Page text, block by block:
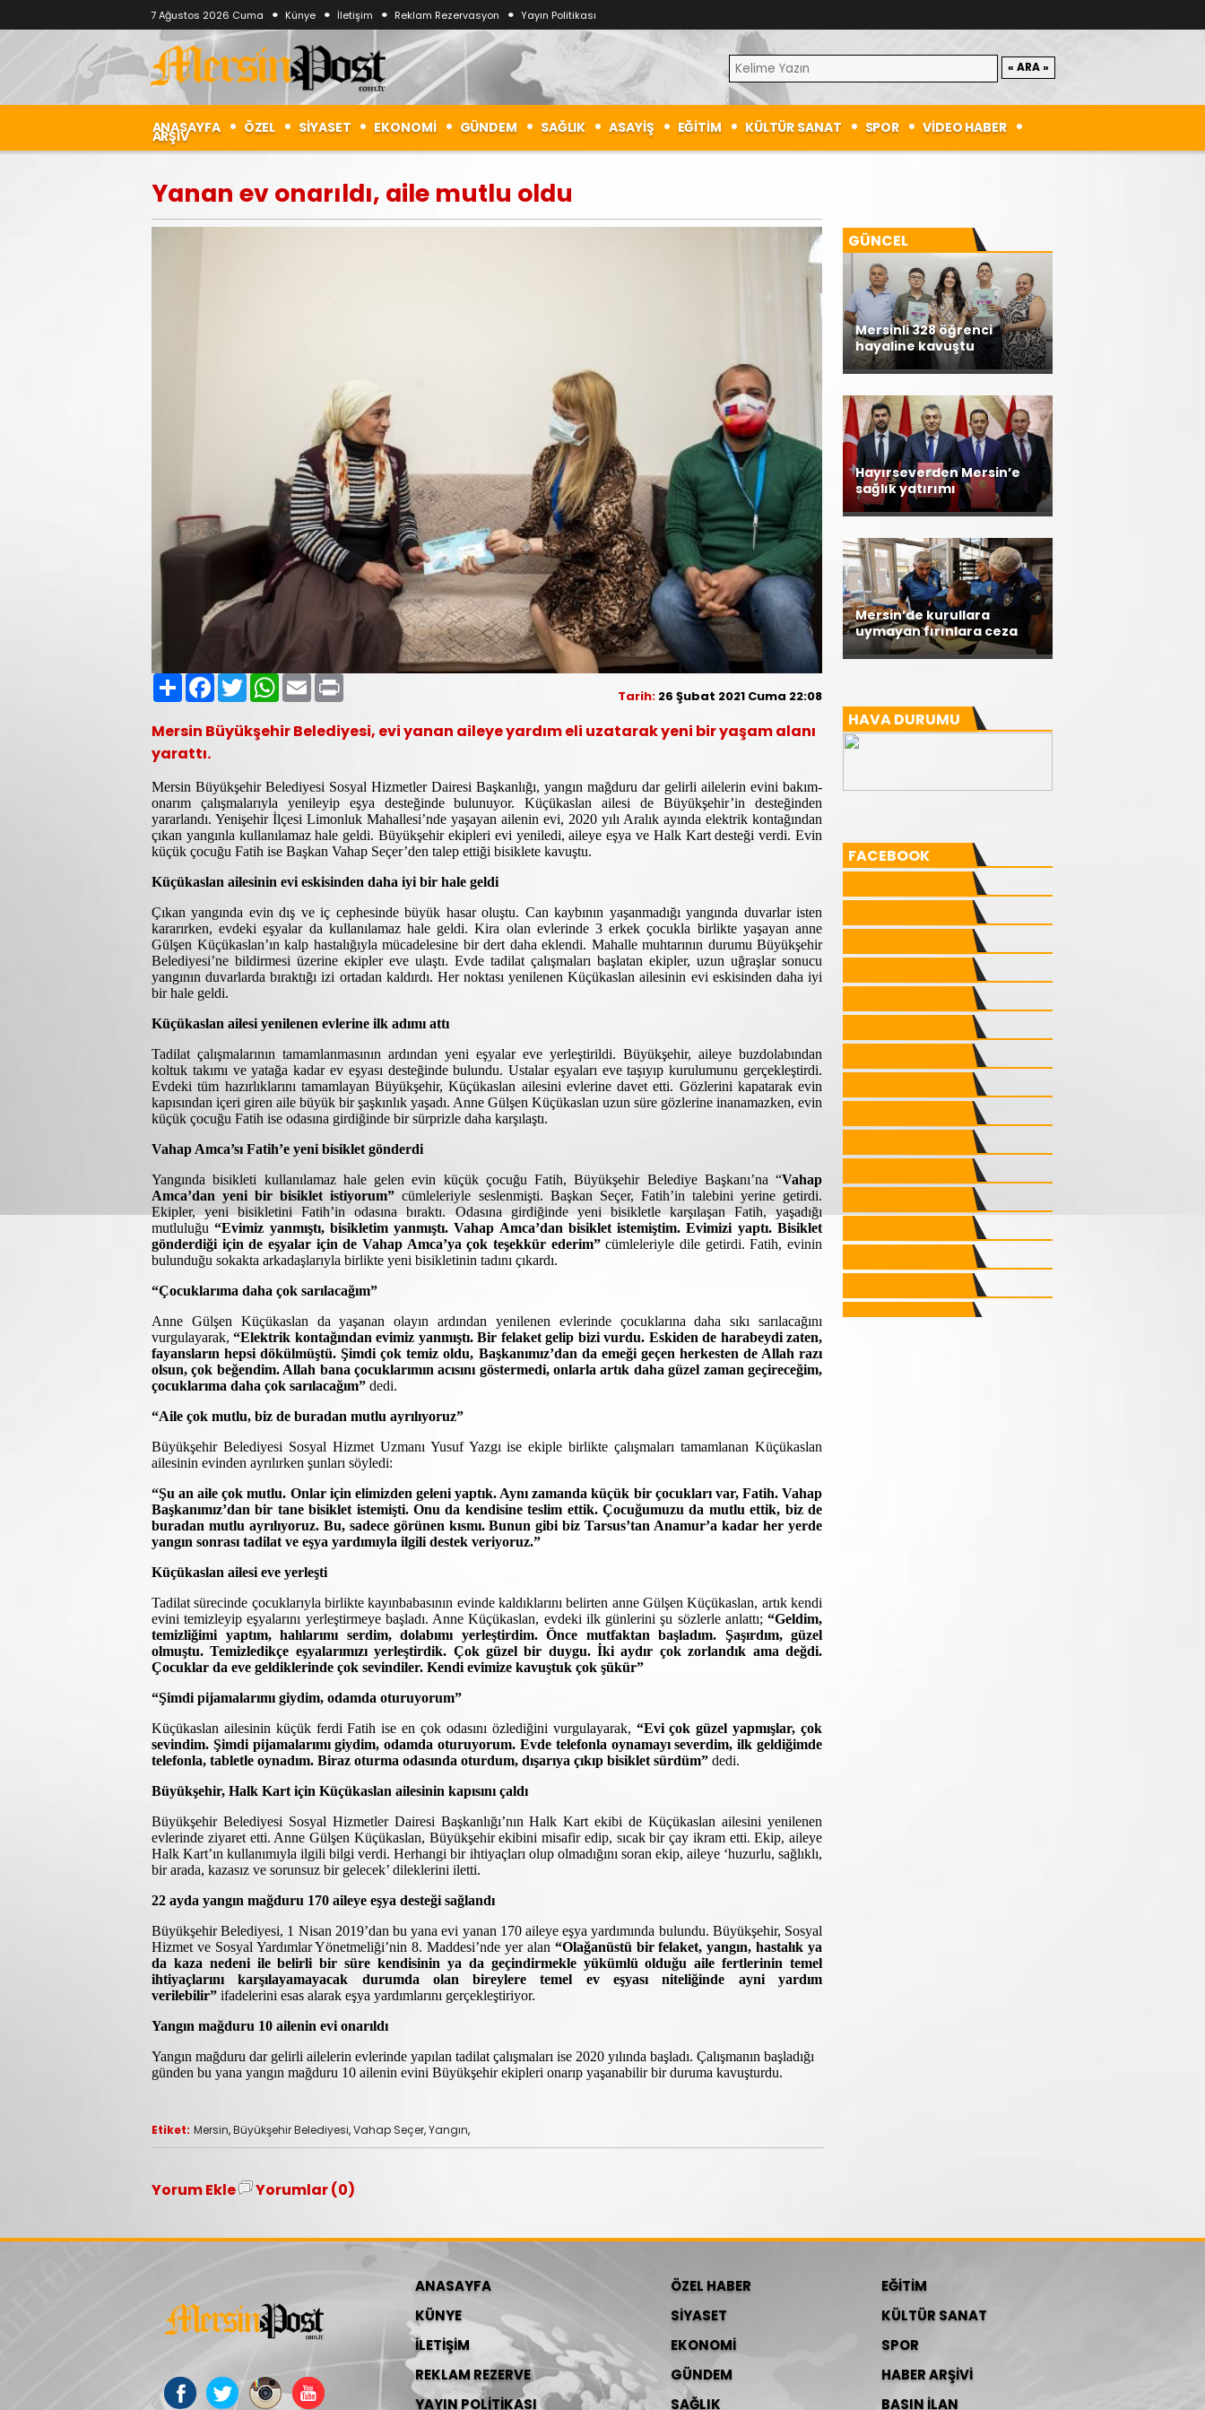
7 Ağustos 2026 Cuma Künye İletişim Reklam Rezervasyon Yayın Politikası
ANASAYFA ÖZEL SİYASET EKONOMİ GÜNDEM SAĞLIK ASAYİŞ EĞİTİM KÜLTÜR SANAT SPOR VİDEO HABER
ARŞİV
Yanan ev onarıldı, aile mutlu oldu
PaylaşFacebook
TwitterWhatsApp
EmailPrint
Tarih: 26 Şubat 2021 Cuma 22:08
Mersin Büyükşehir Belediyesi, evi yanan aileye yardım eli uzatarak yeni bir yaşam alanı
yarattı.
Mersin Büyükşehir Belediyesi Sosyal Hizmetler Dairesi Başkanlığı, yangın mağduru dar gelirli ailelerin evini bakım-
onarım çalışmalarıyla yenileyip eşya desteğinde bulunuyor. Küçükaslan ailesi de Büyükşehir’in desteğinden
yararlandı. Yenişehir İlçesi Limonluk Mahallesi’nde yaşayan ailenin evi, 2020 yılı Aralık ayında elektrik kontağından
çıkan yangınla kullanılamaz hale geldi. Büyükşehir ekipleri evi yeniledi, aileye eşya ve Halk Kart desteği verdi. Evin
küçük çocuğu Fatih ise Başkan Vahap Seçer’den talep ettiği bisiklete kavuştu.
Küçükaslan ailesinin evi eskisinden daha iyi bir hale geldi
Çıkan yangında evin dış ve iç cephesinde büyük hasar oluştu. Can kaybının yaşanmadığı yangında duvarlar isten
kararırken, evdeki eşyalar da kullanılamaz hale geldi. Kira olan evlerinde 3 erkek çocukla birlikte yaşayan anne
Gülşen Küçükaslan’ın kalp hastalığıyla mücadelesine bir dert daha eklendi. Mahalle muhtarının durumu Büyükşehir
Belediyesi’ne bildirmesi üzerine ekipler eve ulaştı. Evde tadilat çalışmaları başlatan ekipler, uzun uğraşlar sonucu
yangının duvarlarda bıraktığı izi ortadan kaldırdı. Her noktası yenilenen Küçükaslan ailesinin evi eskisinden daha iyi
bir hale geldi.
Küçükaslan ailesi yenilenen evlerine ilk adımı attı
Tadilat çalışmalarının tamamlanmasının ardından yeni eşyalar eve yerleştirildi. Büyükşehir, aileye buzdolabından
koltuk takımı ve yatağa kadar ev eşyası desteğinde bulundu. Ustalar eşyaları eve taşıyıp kurulumunu gerçekleştirdi.
Evdeki tüm hazırlıklarını tamamlayan Büyükşehir, Küçükaslan ailesini evlerine davet etti. Gözlerini kapatarak evin
kapısından içeri giren aile büyük bir şaşkınlık yaşadı. Anne Gülşen Küçükaslan uzun süre gözlerine inanamazken, evin
küçük çocuğu Fatih ise odasına girdiğinde bir sürprizle daha karşılaştı.
Vahap Amca’sı Fatih’e yeni bisiklet gönderdi
Yangında bisikleti kullanılamaz hale gelen evin küçük çocuğu Fatih, Büyükşehir Belediye Başkanı’na “Vahap
Amca’dan yeni bir bisiklet istiyorum”cümleleriyle seslenmişti. Başkan Seçer, Fatih’in talebini yerine getirdi.
Ekipler, yeni bisikletini Fatih’in odasına bıraktı. Odasına girdiğinde yeni bisikletle karşılaşan Fatih, yaşadığı
mutluluğu“Evimiz yanmıştı, bisikletim yanmıştı. Vahap Amca’dan bisiklet istemiştim. Evimizi yaptı. Bisiklet
gönderdiği için de eşyalar için de Vahap Amca’ya çok teşekkür ederim”cümleleriyle dile getirdi. Fatih, evinin
bulunduğu sokakta arkadaşlarıyla birlikte yeni bisikletinin tadını çıkardı.
“Çocuklarıma daha çok sarılacağım”
Anne Gülşen Küçükaslan da yaşanan olayın ardından yenilenen evlerinde çocuklarına daha sıkı sarılacağını
vurgulayarak,“Elektrik kontağından evimiz yanmıştı. Bir felaket gelip bizi vurdu. Eskiden de harabeydi zaten,
fayansların hepsi dökülmüştü. Şimdi çok temiz oldu, Başkanımız’dan da emeği geçen herkesten de Allah razı
olsun, çok beğendim. Allah bana çocuklarımın acısını göstermedi, onlarla artık daha güzel zaman geçireceğim,
çocuklarıma daha çok sarılacağım” dedi.
“Aile çok mutlu, biz de buradan mutlu ayrılıyoruz”
Büyükşehir Belediyesi Sosyal Hizmet Uzmanı Yusuf Yazgı ise ekiple birlikte çalışmaları tamamlanan Küçükaslan
ailesinin evinden ayrılırken şunları söyledi:
“Şu an aile çok mutlu. Onlar için elimizden geleni yaptık. Aynı zamanda küçük bir çocukları var, Fatih. Vahap
Başkanımız’dan bir tane bisiklet istemişti. Onu da kendisine teslim ettik. Çocuğumuzu da mutlu ettik, biz de
buradan mutlu ayrılıyoruz. Bu, sadece görünen kısmı. Bunun gibi biz Tarsus’tan Anamur’a kadar her yerde
yangın sonrası tadilat ve eşya yardımıyla ilgili destek veriyoruz.”
Küçükaslan ailesi eve yerleşti
Tadilat sürecinde çocuklarıyla birlikte kayınbabasının evinde kaldıklarını belirten anne Gülşen Küçükaslan, artık kendi
evini temizleyip eşyalarını yerleştirmeye başladı. Anne Küçükaslan, evdeki ilk günlerini şu sözlerle anlattı; “Geldim,
temizliğimi yaptım, halılarımı serdim, dolabımı yerleştirdim. Önce mutfaktan başladım. Şaşırdım, güzel
olmuştu. Temizledikçe eşyalarımızı yerleştirdik. Çok güzel bir duygu. İki aydır çok zorlandık ama değdi.
Çocuklar da eve geldiklerinde çok sevindiler. Kendi evimize kavuştuk çok şükür”
“Şimdi pijamalarımı giydim, odamda oturuyorum”
Küçükaslan ailesinin küçük ferdi Fatih ise en çok odasını özlediğini vurgulayarak, “Evi çok güzel yapmışlar, çok
sevindim. Şimdi pijamalarımı giydim, odamda oturuyorum. Evde telefonla oynamayı severdim, ilk geldiğimde
telefonla, tabletle oynadım. Biraz oturma odasında oturdum, dışarıya çıkıp bisiklet sürdüm” dedi.
Büyükşehir, Halk Kart için Küçükaslan ailesinin kapısını çaldı
Büyükşehir Belediyesi Sosyal Hizmetler Dairesi Başkanlığı’nın Halk Kart ekibi de Küçükaslan ailesini yenilenen
evlerinde ziyaret etti. Anne Gülşen Küçükaslan, Büyükşehir ekibini misafir edip, sıcak bir çay ikram etti. Ekip, aileye
Halk Kart’ın kullanımıyla ilgili bilgi verdi. Herhangi bir ihtiyaçları olup olmadığını soran ekip, aileye ‘huzurlu, sağlıklı,
bir arada, kazasız ve sorunsuz bir gelecek’ dileklerini iletti.
22 ayda yangın mağduru 170 aileye eşya desteği sağlandı
Büyükşehir Belediyesi, 1 Nisan 2019’dan bu yana evi yanan 170 aileye eşya yardımında bulundu. Büyükşehir, Sosyal
Hizmet ve Sosyal Yardımlar Yönetmeliği’nin 8. Maddesi’nde yer alan “Olağanüstü bir felaket, yangın, hastalık ya
da kaza nedeni ile belirli bir süre kendisinin ya da geçindirmekle yükümlü olduğu aile fertlerinin temel
ihtiyaçlarını karşılayamayacak durumda olan bireylere temel ev eşyası niteliğinde ayni yardım
verilebilir” ifadelerini esas alarak eşya yardımlarını gerçekleştiriyor.
Yangın mağduru 10 ailenin evi onarıldı
Yangın mağduru dar gelirli ailelerin evlerinde yapılan tadilat çalışmaları ise 2020 yılında başladı. Çalışmanın başladığı
günden bu yana yangın mağduru 10 ailenin evini Büyükşehir ekipleri onarıp yaşanabilir bir duruma kavuşturdu.
Etiket: Mersin,Büyükşehir Belediyesi,Vahap Seçer,Yangın,
Yorum Ekle Yorumlar (0)
GÜNCEL
Mersinli 328 öğrenci
hayaline kavuştu
Hayırseverden Mersin’e
sağlık yatırımı
Mersin’de kurullara
uymayan fırınlara ceza
HAVA DURUMU
FACEBOOK
ANASAYFA
KÜNYE
İLETİŞİM
REKLAM REZERVE
YAYIN POLİTİKASI
ÖZEL HABER
SİYASET
EKONOMİ
GÜNDEM
SAĞLIK
EĞİTİM
KÜLTÜR SANAT
SPOR
HABER ARŞİVİ
BASIN İLAN